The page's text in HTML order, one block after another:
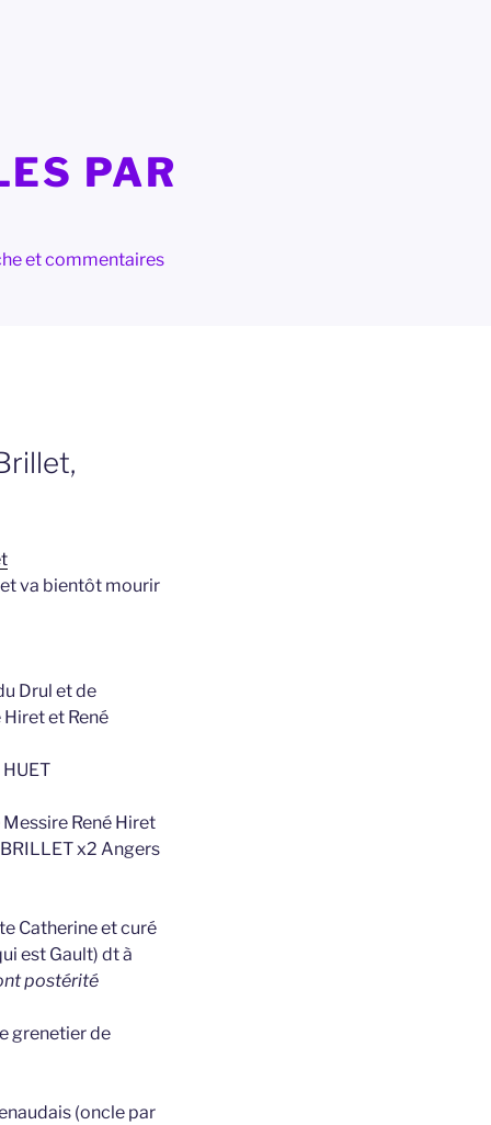
PAR
et commentaires
va bientôt mourir
Drul et de
et René
Messire René Hiret
x2 Angers
Catherine et curé
est Gault) dt à
postérité
grenetier de
(oncle par